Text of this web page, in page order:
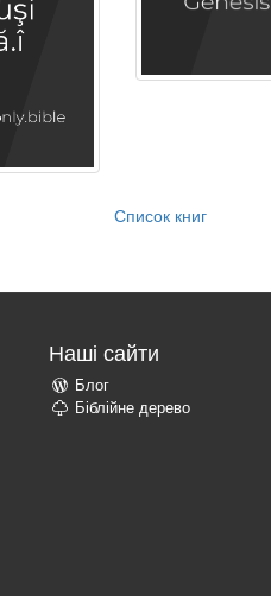
Список книг
Наші сайти
Блог
Біблійне дерево